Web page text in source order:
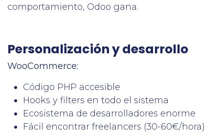
comportamiento, Odoo gana.
Personalización y desarrollo
WooCommerce:
Código PHP accesible
Hooks y filters en todo el sistema
Ecosistema de desarrolladores enorme
Fácil encontrar freelancers (30-60€/hora)